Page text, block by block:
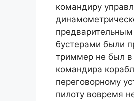
командиру
бустерами были
триммер не был
командира
переговорному
пилоту вовремя